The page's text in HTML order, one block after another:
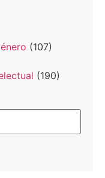
(107)
(190)